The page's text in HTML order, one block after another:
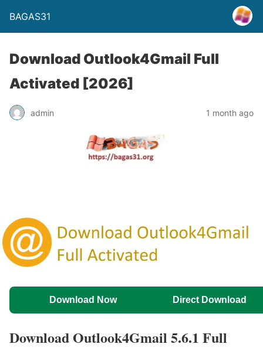
BAGAS31
Download Outlook4Gmail Full
Activated [2026]
admin 1 month ago
Download Now Direct Download
Download Outlook4Gmail 5.6.1 Full